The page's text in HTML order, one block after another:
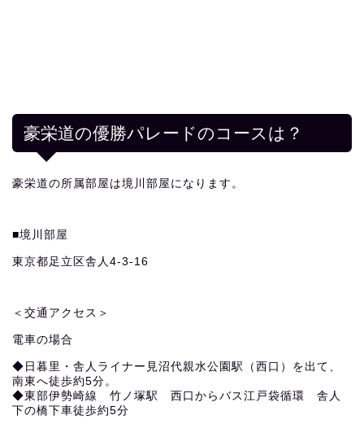
豪栄道の優勝パレードのコースは？
豪栄道の所属部屋は境川部屋になります。
■境川部屋
東京都足立区舎人4-3-16
＜交通アクセス＞
電車の場合
◆日暮里・舎人ライナー見沼代親水公園駅（西口）を出て、
南東へ徒歩約5分。
◆東部伊勢崎線 竹ノ塚駅 西口からバス江戸袋循環 舎人
下の橋下車徒歩約5分